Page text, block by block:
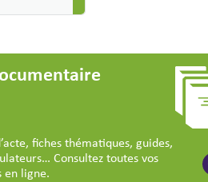
fiches thématiques, guides,
Consultez toutes vos
en ligne.